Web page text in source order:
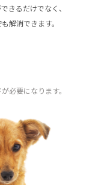
きるだけでなく、
解消できます。
必要になります。